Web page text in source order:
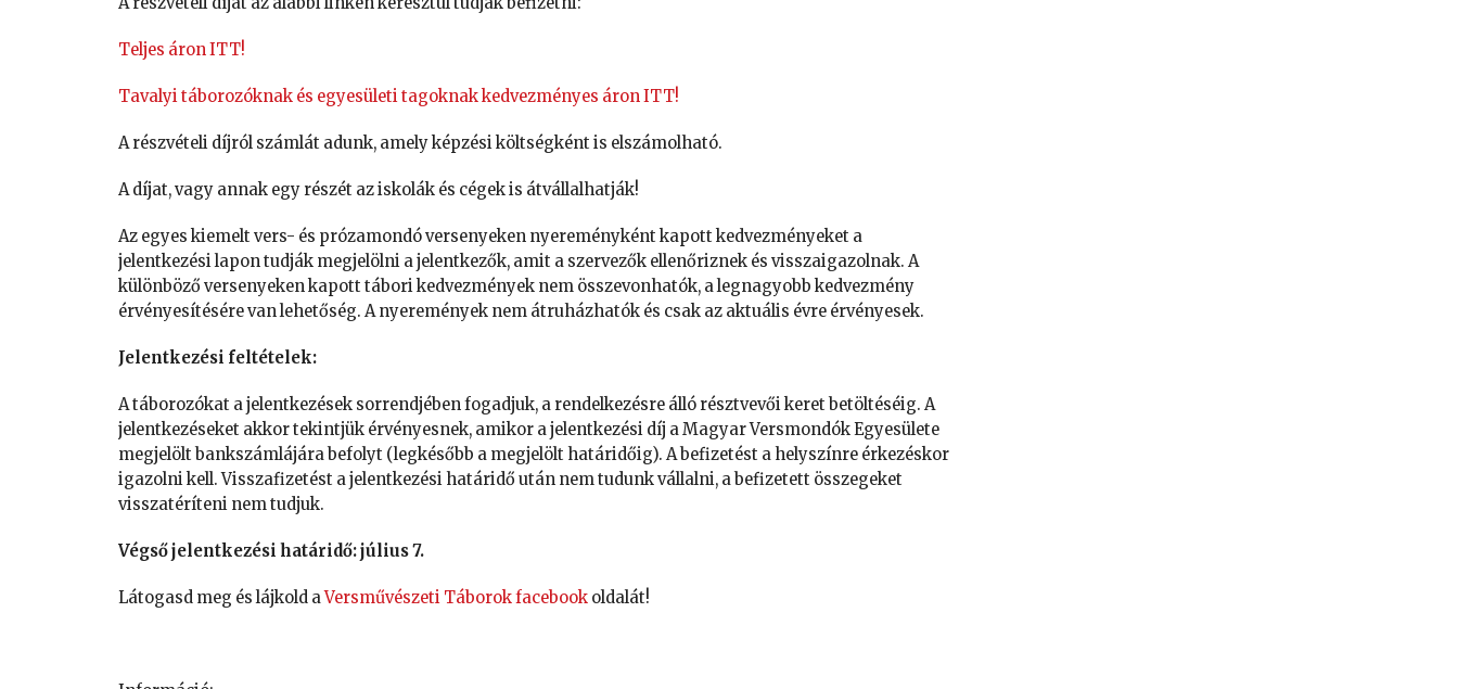
Teljes áron ITT!
Tavalyi táborozóknak és egyesületi tagoknak kedvezményes áron ITT!
A részvételi díjról számlát adunk, amely képzési költségként is elszámolható.
A díjat, vagy annak egy részét az iskolák és cégek is átvállalhatják!
Az egyes kiemelt vers- és prózamondó versenyeken nyereményként kapott kedvezményeket a
jelentkezési lapon tudják megjelölni a jelentkezők, amit a szervezők ellenőriznek és visszaigazolnak. A
különböző versenyeken kapott tábori kedvezmények nem összevonhatók, a legnagyobb kedvezmény
érvényesítésére van lehetőség. A nyeremények nem átruházhatók és csak az aktuális évre érvényesek.
Jelentkezési feltételek:
A táborozókat a jelentkezések sorrendjében fogadjuk, a rendelkezésre álló résztvevői keret betöltéséig. A
jelentkezéseket akkor tekintjük érvényesnek, amikor a jelentkezési díj a Magyar Versmondók Egyesülete
megjelölt bankszámlájára befolyt (legkésőbb a megjelölt határidőig). A befizetést a helyszínre érkezéskor
igazolni kell. Visszafizetést a jelentkezési határidő után nem tudunk vállalni, a befizetett összegeket
visszatéríteni nem tudjuk.
Végső jelentkezési határidő: július 7.
Látogasd meg és lájkold aVersművészeti Táborok facebook oldalát!